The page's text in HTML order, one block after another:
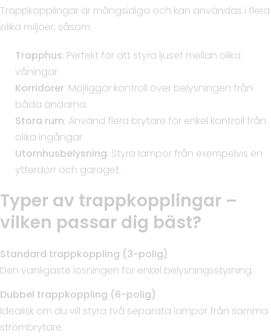
Trappkopplingar är mångsidiga och kan användas i flera
olika miljöer, såsom:
Trapphus: Perfekt för att styra ljuset mellan olika
våningar.
Korridorer: Möjliggör kontroll över belysningen från
båda ändarna.
Stora rum: Använd flera brytare för enkel kontroll från
olika ingångar.
Utomhusbelysning: Styra lampor från exempelvis en
ytterdörr och garaget.
Typer av trappkopplingar –
vilken passar dig bäst?
Standard trappkoppling (3-polig)
Den vanligaste lösningen för enkel belysningsstyrning.
Dubbel trappkoppling (6-polig)
Idealisk om du vill styra två separata lampor från samma
strömbrytare.